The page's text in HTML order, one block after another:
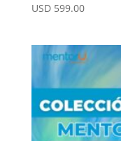
USD 599.00